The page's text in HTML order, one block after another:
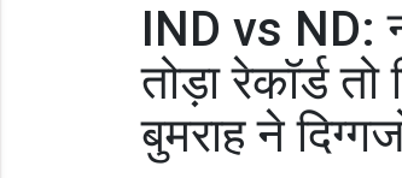
IND vs ND:
तोड़ा रेकॉर्ड
बुमराह ने